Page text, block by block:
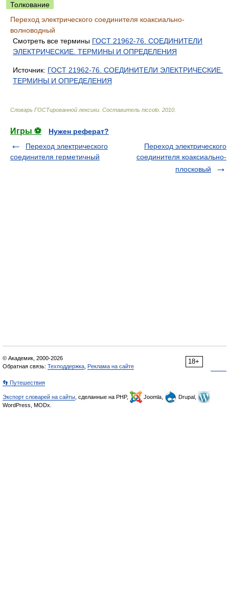
Толкование
Переход электрического соединителя коаксиально-
волноводный
Смотреть все термины ГОСТ 21962-76. СОЕДИНИТЕЛИ
ЭЛЕКТРИЧЕСКИЕ. ТЕРМИНЫ И ОПРЕДЕЛЕНИЯ
Источник: ГОСТ 21962-76. СОЕДИНИТЕЛИ ЭЛЕКТРИЧЕСКИЕ.
ТЕРМИНЫ И ОПРЕДЕЛЕНИЯ
Словарь ГОСТированной лексики Составитель niccolo 2010
Игры ⚽
Нужен реферат?
Переход электрического
соединителя герметичный
Переход электрического
соединителя коаксиально-
плосковый
18+
© Академик, 2000-2026
Обратная связь: Техподдержка Реклама на сайте
👣 Путешествия
Экспорт словарей на сайты , сделанные на PHP, Joomla,
Drupal,
WordPress, MODx.